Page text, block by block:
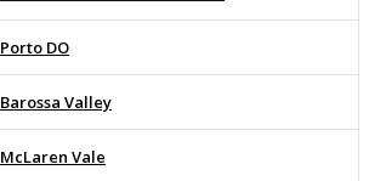
Porto DO
Barossa Valley
McLaren Vale